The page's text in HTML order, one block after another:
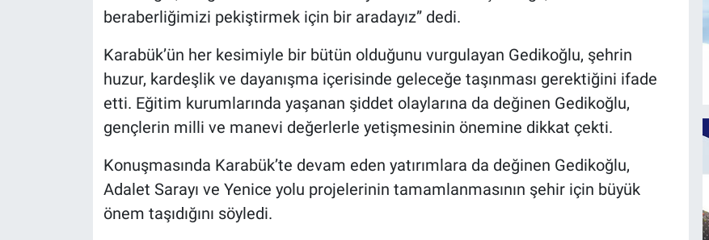
beraberliğimizi pekiştirmek için bir aradayız” dedi.
Karabük’ün her kesimiyle bir bütün olduğunu vurgulayan Gedikoğlu, şehrin
huzur, kardeşlik ve dayanışma içerisinde geleceğe taşınması gerektiğini ifade
etti. Eğitim kurumlarında yaşanan şiddet olaylarına da değinen Gedikoğlu,
gençlerin milli ve manevi değerlerle yetişmesinin önemine dikkat çekti.
Konuşmasında Karabük’te devam eden yatırımlara da değinen Gedikoğlu,
Adalet Sarayı ve Yenice yolu projelerinin tamamlanmasının şehir için büyük
önem taşıdığını söyledi.